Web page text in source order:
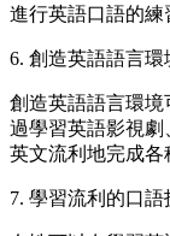
進行英語口語的練
6. 創造英語語言環
創造英語語言環境
過學習英語影視劇
英文流利地完成各
7. 學習流利的口語